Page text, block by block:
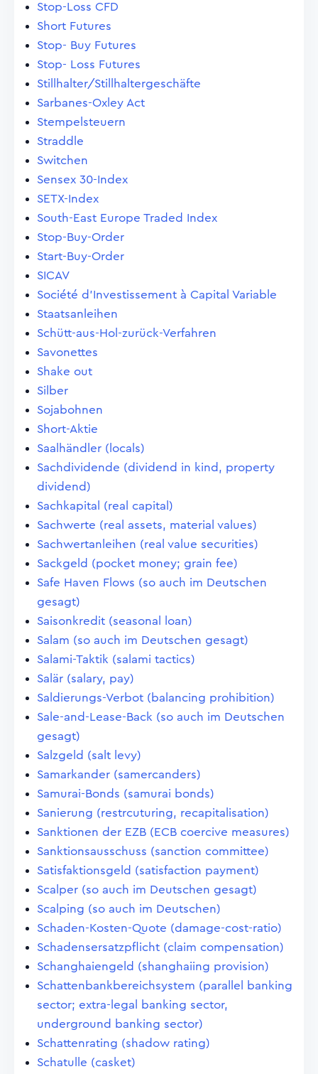
Stop-Loss CFD
Short Futures
Stop- Buy Futures
Stop- Loss Futures
Stillhalter/Stillhaltergeschäfte
Sarbanes-Oxley Act
Stempelsteuern
Straddle
Switchen
Sensex 30-Index
SETX-Index
South-East Europe Traded Index
Stop-Buy-Order
Start-Buy-Order
SICAV
Société d'Investissement à Capital Variable
Staatsanleihen
Schütt-aus-Hol-zurück-Verfahren
Savonettes
Shake out
Silber
Sojabohnen
Short-Aktie
Saalhändler (locals)
Sachdividende (dividend in kind, property
dividend)
Sachkapital (real capital)
Sachwerte (real assets, material values)
Sachwertanleihen (real value securities)
Sackgeld (pocket money; grain fee)
Safe Haven Flows (so auch im Deutschen
gesagt)
Saisonkredit (seasonal loan)
Salam (so auch im Deutschen gesagt)
Salami-Taktik (salami tactics)
Salär (salary, pay)
Saldierungs-Verbot (balancing prohibition)
Sale-and-Lease-Back (so auch im Deutschen
gesagt)
Salzgeld (salt levy)
Samarkander (samercanders)
Samurai-Bonds (samurai bonds)
Sanierung (restrcuturing, recapitalisation)
Sanktionen der EZB (ECB coercive measures)
Sanktionsausschuss (sanction committee)
Satisfaktionsgeld (satisfaction payment)
Scalper (so auch im Deutschen gesagt)
Scalping (so auch im Deutschen)
Schaden-Kosten-Quote (damage-cost-ratio)
Schadensersatzpflicht (claim compensation)
Schanghaiengeld (shanghaiing provision)
Schattenbankbereichsystem (parallel banking
sector; extra-legal banking sector,
underground banking sector)
Schattenrating (shadow rating)
Schatulle (casket)